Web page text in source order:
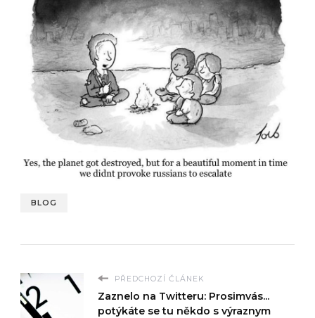
BLOG
PŘEDCHOZÍ ČLÁNEK
Zaznelo na Twitteru: Prosimvás...
potýkáte se tu někdo s výraznym